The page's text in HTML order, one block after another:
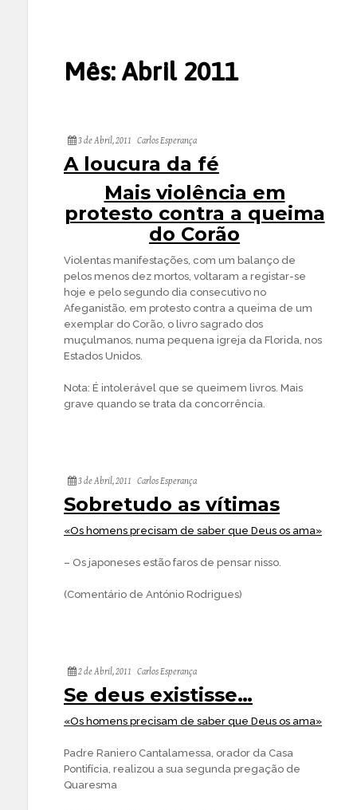
Mês: Abril 2011
3 de Abril, 2011 Carlos Esperança
A loucura da fé
Mais violência em
protesto contra a queima
do Corão
Violentas manifestações, com um balanço de
pelos menos dez mortos, voltaram a registar-se
hoje e pelo segundo dia consecutivo no
Afeganistão, em protesto contra a queima de um
exemplar do Corão, o livro sagrado dos
muçulmanos, numa pequena igreja da Florida, nos
Estados Unidos.
Nota: É intolerável que se queimem livros. Mais
grave quando se trata da concorrência.
3 de Abril, 2011 Carlos Esperança
Sobretudo as vítimas
«Os homens precisam de saber que Deus os ama»
– Os japoneses estão faros de pensar nisso.
(Comentário de António Rodrigues)
2 de Abril, 2011 Carlos Esperança
Se deus existisse…
«Os homens precisam de saber que Deus os ama»
Padre Raniero Cantalamessa, orador da Casa
Pontifícia, realizou a sua segunda pregação de
Quaresma